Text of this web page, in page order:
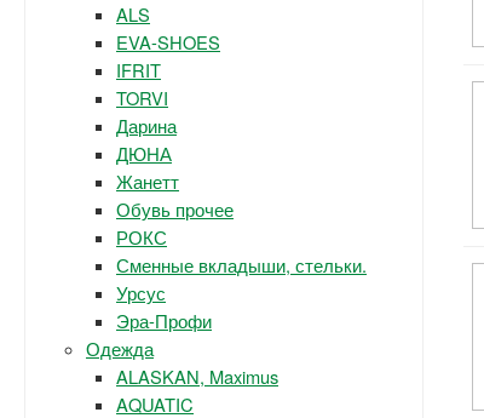
ALS
EVA-SHOES
IFRIT
TORVI
Дарина
ДЮНА
Жанетт
Обувь прочее
РОКС
Сменные вкладыши, стельки.
Урсус
Эра-Профи
Одежда
ALASKAN, Maximus
AQUATIC